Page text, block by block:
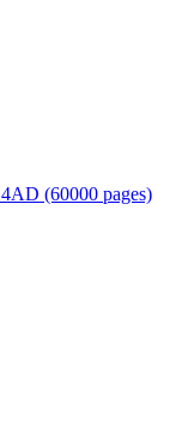
(60000 pages)